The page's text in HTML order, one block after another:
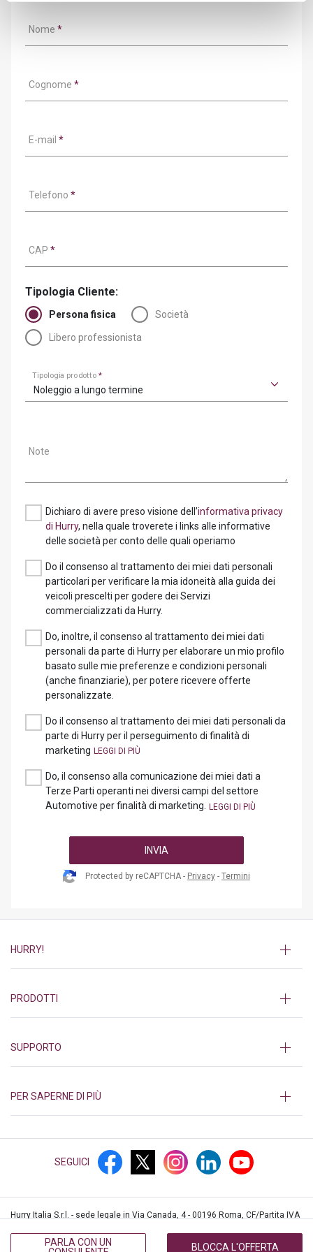
Nome *
Cognome *
E-mail *
Telefono *
CAP *
Tipologia Cliente:
Persona fisica Società
Libero professionista
Tipologia prodotto*
Noleggio a lungo termine
Note
Dichiaro di avere preso visione dell’informativa privacy
di Hurry, nella quale troverete i links alle informative
delle società per conto delle quali operiamo
Do il consenso al trattamento dei miei dati personali
particolari per verificare la mia idoneità alla guida dei
veicoli prescelti per godere dei Servizi
commercializzati da Hurry.
Do, inoltre, il consenso al trattamento dei miei dati
personali da parte di Hurry per elaborare un mio profilo
basato sulle mie preferenze e condizioni personali
(anche finanziarie), per potere ricevere offerte
personalizzate.
Do il consenso al trattamento dei miei dati personali da
parte di Hurry per il perseguimento di finalità di
marketing
Do, il consenso alla comunicazione dei miei dati a
Terze Parti operanti nei diversi campi del settore
Automotive per finalità di marketing.
INVIA
Protected by reCAPTCHA - Privacy - Termini
PARLA CON UN
BLOCCA L'OFFERTA
HURRY!
PRODOTTI
SUPPORTO
PER SAPERNE DI PIÙ
SEGUICI
Hurry Italia S.r.l. - sede legale in Via Canada, 4 - 00196 Roma, CF/Partita IVA